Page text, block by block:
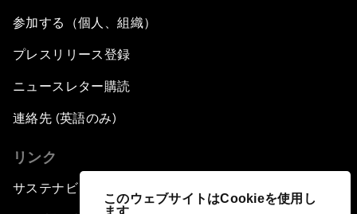
このウェブサイトはCookieを使用し
ます
参加する（個人、組織）
プレスリリース登録
ニュースレター購読
連絡先 (英語のみ)
リンク
サステナビリティへの取り組み